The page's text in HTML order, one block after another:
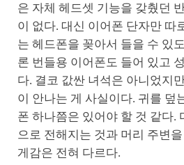
은 자체 헤드셋 기능을 갖췄던
이 없다. 대신 이어폰 단자만 따
는 헤드폰을 꽂아서 들을 수 있
론 번들용 이어폰도 들어 있고
다. 결코 값싼 녀석은 아니었지
이 안나는 게 사실이다. 귀를 덮
폰 하나쯤은 있어야 할 것 같다.
으로 전해지는 것과 머리 주변
게감은 전혀 다르다.